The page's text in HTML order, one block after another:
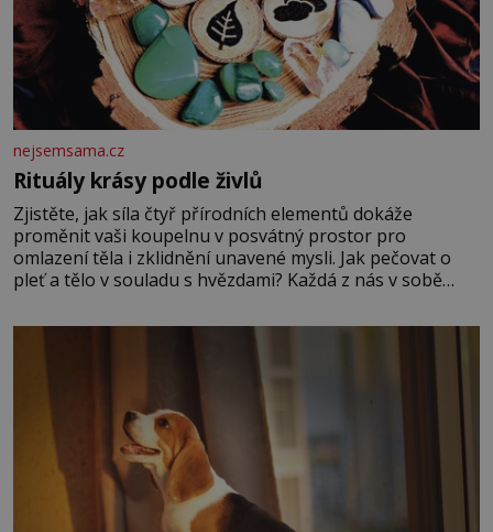
nejsemsama.cz
Rituály krásy podle živlů
Zjistěte, jak síla čtyř přírodních elementů dokáže
proměnit vaši koupelnu v posvátný prostor pro
omlazení těla i zklidnění unavené mysli. Jak pečovat o
pleť a tělo v souladu s hvězdami? Každá z nás v sobě
povaze, ale i v potřebách naší pokožky. Ohnivá znamení
Ženy narozené ve znamení Berana, Lva a Střelce v sobě
nesou žár, odvahu a neutuchající elán. Vaše